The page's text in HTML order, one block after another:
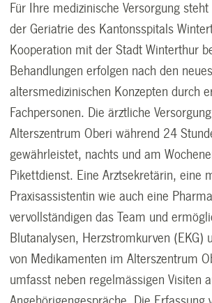
Für Ihre medizinische Versorgung
der Geriatrie des Kantonsspitals
Kooperation mit der Stadt Winterthur
Behandlungen erfolgen nach den
altersmedizinischen Konzepten durch
Fachpersonen. Die ärztliche
Alterszentrum Oberi während 24
gewährleistet, nachts und am
Pikettdienst. Eine Arztsekretärin, eine
Praxisassistentin wie auch eine
vervollständigen das Team und
Blutanalysen, Herzstromkurven (EKG)
von Medikamenten im Alterszentrum
umfasst neben regelmässigen Visiten